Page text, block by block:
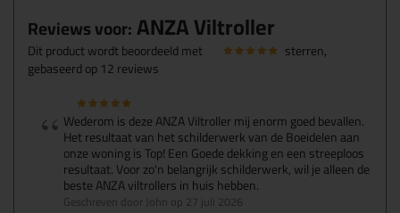
Reviews voor:ANZA Viltroller
Dit product wordt beoordeeld met sterren,
gebaseerd op12reviews
Wederom is deze ANZA Viltroller mij enorm goed bevallen.
Het resultaat van het schilderwerk van de Boeidelen aan
onze woning is Top! Een Goede dekking en een streeploos
resultaat. Voor zo'n belangrijk schilderwerk, wil je alleen de
beste ANZA viltrollers in huis hebben.
Geschreven door John op 27 juli 2026